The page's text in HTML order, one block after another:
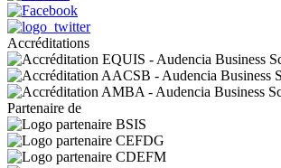
Accréditations
Partenaire de